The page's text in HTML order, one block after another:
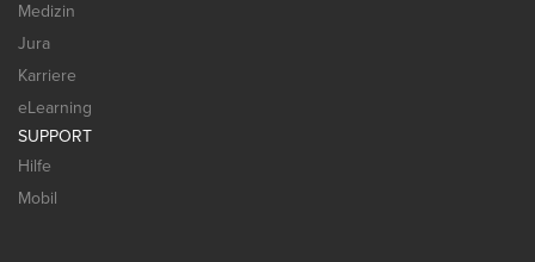
Medizin
Jura
Karriere
eLearning
SUPPORT
Hilfe
Mobil